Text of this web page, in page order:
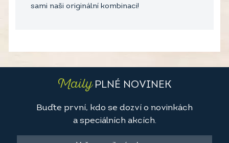
sami naši originální kombinaci!
MailyPLNÉ NOVINEK
Buďte první, kdo se dozví o novinkách
a speciálních akcích.